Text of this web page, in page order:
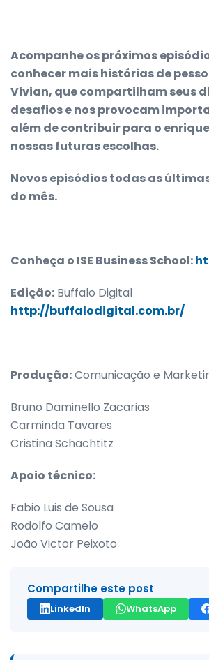
Acompanhe os próximos
conhecer mais histórias de
Vivian, que compartilham seus
desafios e nos provocam
além de contribuir para o
nossas futuras escolhas.
Novos episódios todas as
do mês.
Conheça o ISE Business School:
Edição: Buffalo Digital
http://buffalodigital.com.br/
Produção:Comunicação e
Bruno Daminello Zacarias
Carminda Tavares
Cristina Schachtitz
Apoio técnico:
Fabio Luis de Sousa
Rodolfo Camelo
João Victor Peixoto
Compartilhe este post
LinkedIn WhatsApp